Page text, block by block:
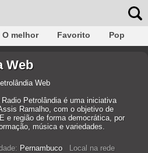
O melhor Favorito
Pop
Bebê
Web
Web
Petrolândia é uma iniciativa
Ramalho, com o objetivo de
e região de forma democrática, por
música e variedades.
Pernambuco
Local na rede